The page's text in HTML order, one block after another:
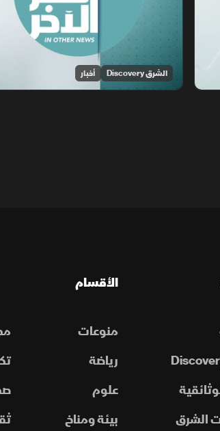
الشرق Discovery أخبار
الشرق
الأقسام
منوعات
رياضة
علوم
بيئة ومناخ